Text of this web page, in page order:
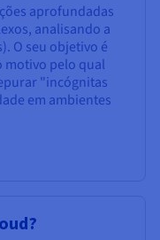
aprofundadas
analisando a
O seu objetivo é
motivo pelo qual
"incógnitas
em ambientes